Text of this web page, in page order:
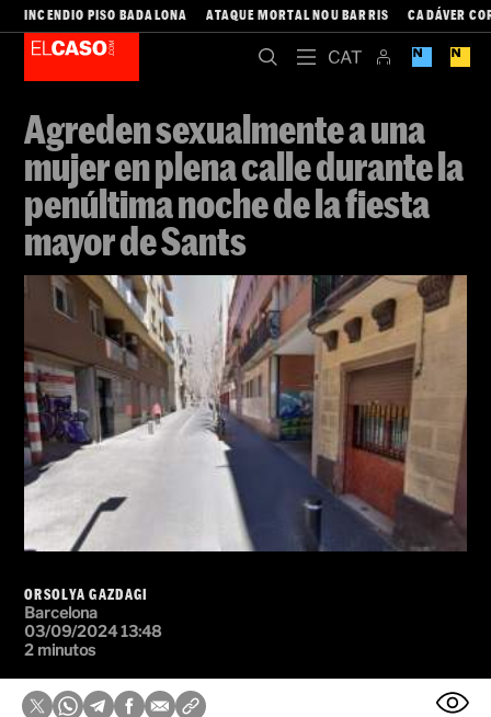
INCENDIO PISO BADALONA ATAQUE MORTAL NOU BARRIS CADÁVER
Agreden sexualmente a una
mujer en plena calle durante la
penúltima noche de la fiesta
mayor de Sants
ORSOLYA GAZDAGI
Barcelona
03/09/2024 13:48
2 minutos